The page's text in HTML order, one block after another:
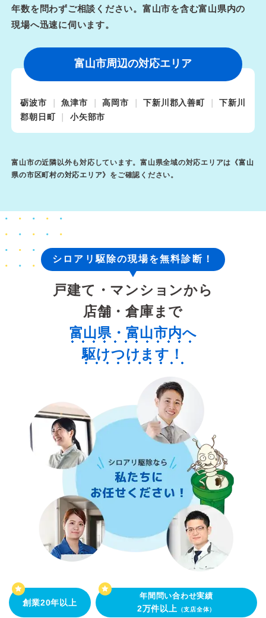
年数を問わずご相談ください。富山市を含む富山県内の
現場へ迅速に伺います。
富山市周辺の対応エリア
砺波市 魚津市 高岡市 下新川郡入善町
下新川
郡朝日町
小矢部市
富山市の近隣以外も対応しています。富山県全域の対応エリアは《富山
県の市区町村の対応エリア》をご確認ください。
シロアリ駆除の現場を無料診断！
戸建て・マンションから
店舗・倉庫まで
富山県・富山市内へ
駆けつけます！
創業20年以上
年間問い合わせ実績
2万件以上 （支店全体）